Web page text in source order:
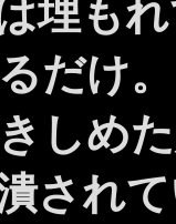
埋も
だけ
しめ
され